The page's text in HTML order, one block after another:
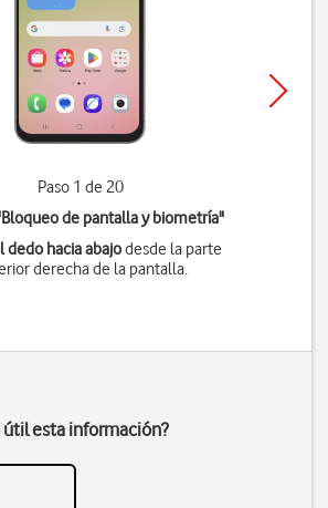
Paso 1 de 20
Bloqueo de pantalla y biometría"
dedo hacia abajodesde la parte
derecha de la pantalla.
útil esta información?